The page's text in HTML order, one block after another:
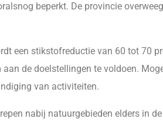
beperkt. De provincie
een stikstofreductie van 60 tot 70
de doelstellingen te voldoen.
van activiteiten.
nabij natuurgebieden elders in